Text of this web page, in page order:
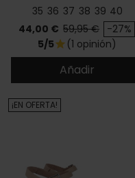
35 36 37 38 39 40
Precio
44,00 € Precio base
59,95 € -27%
5/5star (1 opinión)
Añadir
¡EN OFERTA!